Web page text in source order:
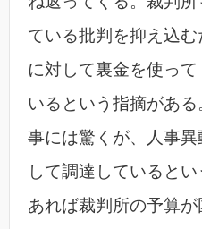
ている批判を抑え込
に対して裏金を使っ
いるという指摘があ
事には驚くが、人事
して調達していると
あれば裁判所の予算